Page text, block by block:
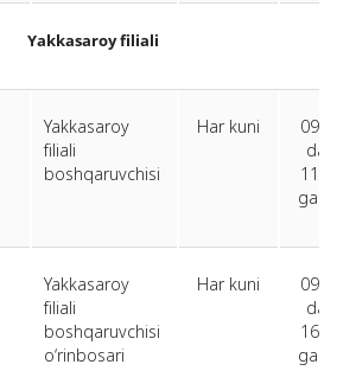
Yakkasaroy filiali
Yakkasaroy
filiali
boshqaruvchisi
Har kuni
dan
Yakkasaroy
filiali
boshqaruvchisi
o‘rinbosari
Har kuni
dan